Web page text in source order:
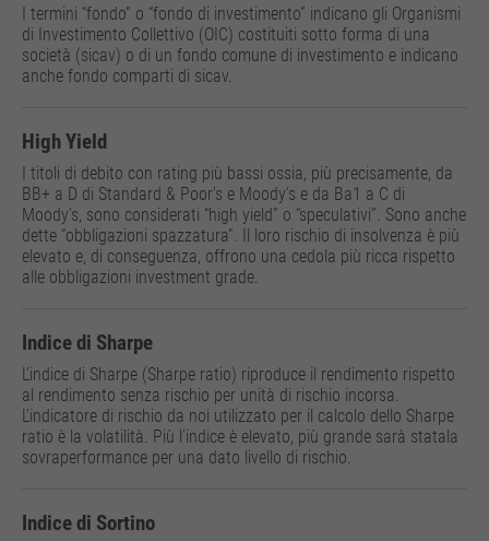
I termini “fondo” o “fondo di investimento” indicano gli Organismi
di Investimento Collettivo (OIC) costituiti sotto forma di una
società (sicav) o di un fondo comune di investimento e indicano
anche fondo comparti di sicav.
High Yield
I titoli di debito con rating più bassi ossia, più precisamente, da
BB+ a D di Standard & Poor’s e Moody’s e da Ba1 a C di
Moody’s, sono considerati “high yield” o “speculativi”. Sono anche
dette “obbligazioni spazzatura”. Il loro rischio di insolvenza è più
elevato e, di conseguenza, offrono una cedola più ricca rispetto
alle obbligazioni investment grade.
Indice di Sharpe
L’indice di Sharpe (Sharpe ratio) riproduce il rendimento rispetto
al rendimento senza rischio per unità di rischio incorsa.
L'indicatore di rischio da noi utilizzato per il calcolo dello Sharpe
ratio è la volatilità. Più l’indice è elevato, più grande sarà statala
sovraperformance per una dato livello di rischio.
Indice di Sortino